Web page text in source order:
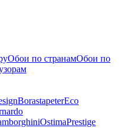
Обои по странамОбои по
BorastapeterEco
OstimaPrestige